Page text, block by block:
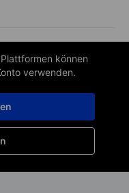
können
verwenden.